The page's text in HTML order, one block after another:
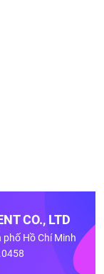
CO., LTD
Hồ Chí Minh